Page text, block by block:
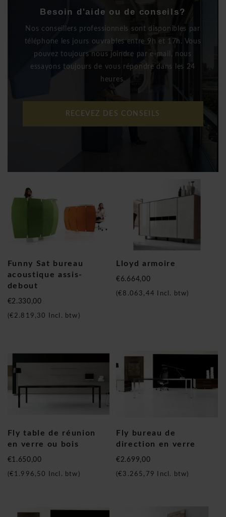
Besoin d'aide ou de conseils?
Nos conseillers professionnels sont disponibles par
téléphone les jours ouvrables entre 9h et 17h. Vous
pouvez toujours nous joindre par e-mail, nous
essayons toujours de vous répondre dans les 24
heures.
RECEVEZ DES CONSEILS
Funny Sat bureau
acoustique assis-
debout
€2.330,00
€2.819,30 Incl. btw)
Lloyd armoire
€6.664,00
(€8.063,44 Incl. btw)
Fly table de réunion
en verre ou bois
€1.650,00
(€1.996,50 Incl. btw)
Fly bureau de
direction en verre
€2.699,00
(€3.265,79 Incl. btw)